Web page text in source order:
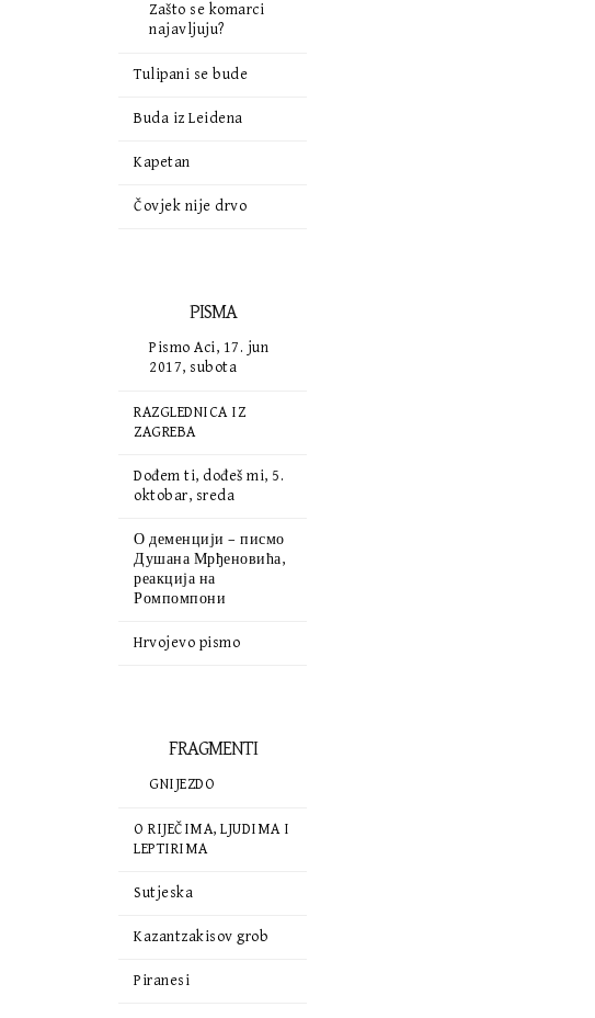
Zašto se komarci
najavljuju?
Tulipani se bude
Buda iz Leidena
Kapetan
Čovjek nije drvo
PISMA
Pismo Aci, 17. jun
2017, subota
RAZGLEDNICA IZ
ZAGREBA
Dođem ti, dođeš mi, 5.
oktobar, sreda
О деменцији – писмо
Душана Мрђеновића,
реакција на
Ромпомпони
Hrvojevo pismo
FRAGMENTI
GNIJEZDO
O RIJEČIMA, LJUDIMA I
LEPTIRIMA
Sutjeska
Kazantzakisov grob
Piranesi